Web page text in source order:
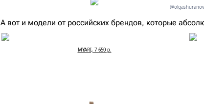
А вот и модели от российских брендов, которые
MYARI, 7 650 р.